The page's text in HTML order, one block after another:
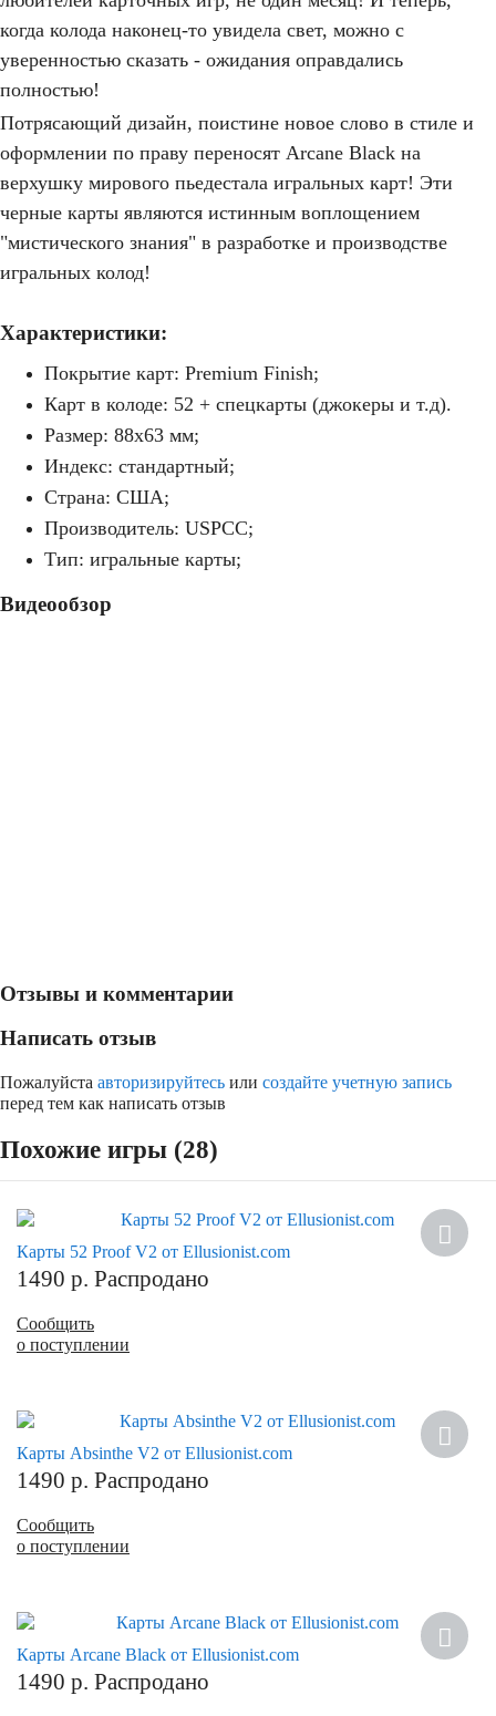
когда колода наконец-то увидела свет, можно с
уверенностью сказать - ожидания оправдались
полностью!
Потрясающий дизайн, поистине новое слово в стиле и
оформлении по праву переносят Arcane Black на
верхушку мирового пьедестала игральных карт! Эти
черные карты являются истинным воплощением
"мистического знания" в разработке и производстве
игральных колод!
Характеристики:
Покрытие карт: Premium Finish;
Карт в колоде: 52 + спецкарты (джокеры и т.д).
Размер: 88х63 мм;
Индекс: стандартный;
Страна: США;
Производитель: USPCC;
Тип: игральные карты;
Видеообзор
Отзывы и комментарии
Написать отзыв
Пожалуйста авторизируйтесь или создайте учетную запись
перед тем как написать отзыв
Похожие игры (28)
Карты 52 Proof V2 от Ellusionist.com
1490 р. Распродано
Сообщить
о поступлении
Карты Absinthe V2 от Ellusionist.com
1490 р. Распродано
Сообщить
о поступлении
Карты Arcane Black от Ellusionist.com
1490 р. Распродано